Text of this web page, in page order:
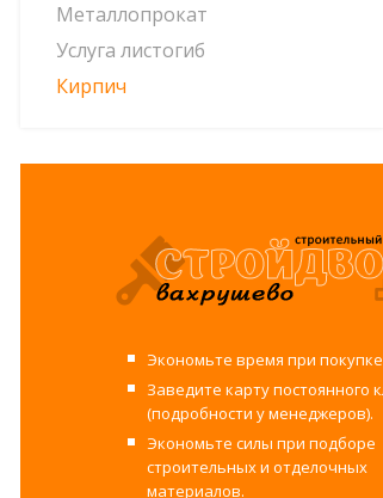
Металлопрокат
Услуга листогиб
Кирпич
Экономьте время при
Заведите карту постоянного
(подробности у менеджеров).
Экономьте силы при подборе
строительных и отделочных
материалов.